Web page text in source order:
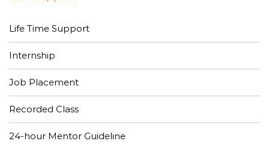
Life Time Support
Internship
Job Placement
Recorded Class
24-hour Mentor Guideline